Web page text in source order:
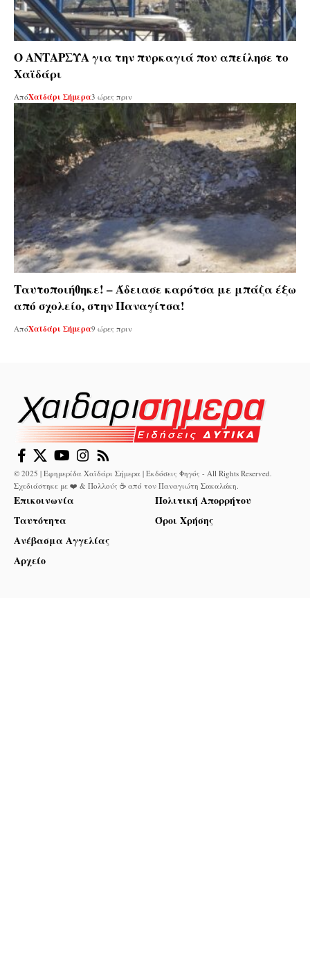
Ο ΑΝΤΑΡΣΥΑ για την πυρκαγιά που απείλησε το
Χαϊδάρι
ΑπόΧαϊδάρι Σήμερα3 ώρες πριν
Ταυτοποιήθηκε! – Άδειασε καρότσα με μπάζα έξω
από σχολείο, στην Παναγίτσα!
ΑπόΧαϊδάρι Σήμερα9 ώρες πριν
© 2025 | Εφημερίδα Χαϊδάρι Σήμερα | Εκδόσεις Φηγός - All Rights Reserved.
Σχεδιάστηκε με ❤️ & Πολλούς ☕ από τον Παναγιώτη Σακαλάκη
Επικοινωνία
Ταυτότητα
Ανέβασμα Αγγελίας
Αρχείο
Πολιτική Απορρήτου
Όροι Χρήσης